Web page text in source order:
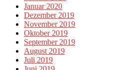
Januar 2020
Dezember 2019
November 2019
Oktober 2019
September 2019
August 2019
Juli 2019